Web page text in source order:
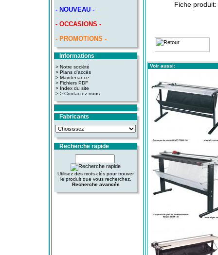
- NOUVEAU -
- OCCASIONS -
- PROMOTIONS -
Informations
> Notre société
> Plans d'accès
> Maintenance
> Fichiers PDF
> Index du site
> > Contactez-nous
Fabricants
Recherche rapide
Utilisez des mots-clés pour trouver
le produit que vous recherchez.
Recherche avancée
Fiche
Voir aussi: